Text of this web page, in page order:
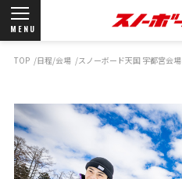
MENU
ブランド一覧
お知らせ
よくあるご質問
TOP 日程/会場 スノーボード天国 宇都宮会場